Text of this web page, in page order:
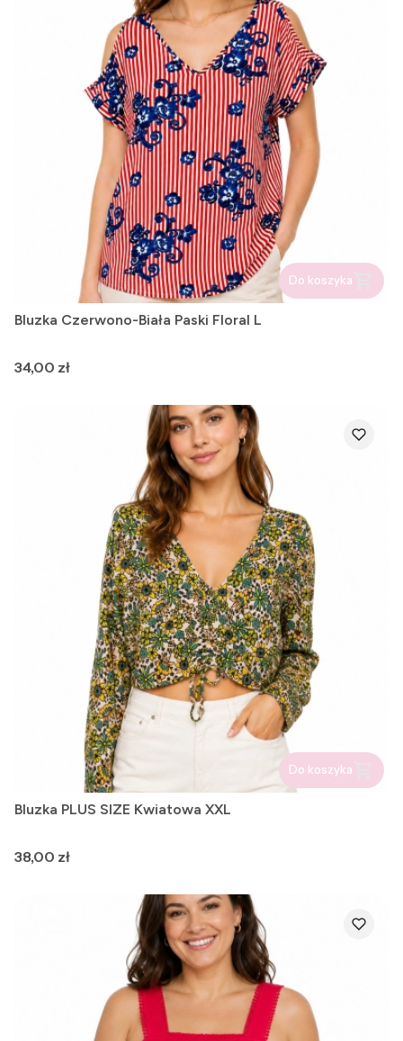
Do koszyka
Bluzka Czerwono-Biała Paski Floral L
Cena
34,00 zł
Do koszyka
Bluzka PLUS SIZE Kwiatowa XXL
Cena
38,00 zł